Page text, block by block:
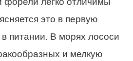
это в первую
питании. В морях лососи
и мелкую